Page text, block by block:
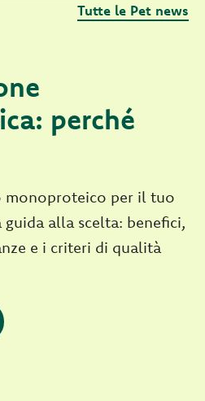
perché
monoproteico per il tuo
guida alla scelta: benefici,
e i criteri di qualità
Tutte le Pet news